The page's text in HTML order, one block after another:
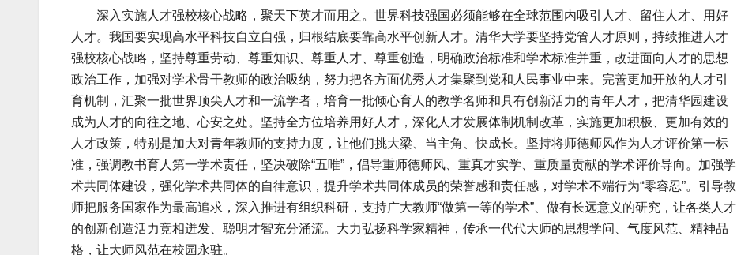
深入实施人才强校核心战略，聚天下英才而用之。世界科技强国必须能够在全球范围内吸引人才、留住人才、用好
人才。我国要实现高水平科技自立自强，归根结底要靠高水平创新人才。清华大学要坚持党管人才原则，持续推进人才
强校核心战略，坚持尊重劳动、尊重知识、尊重人才、尊重创造，明确政治标准和学术标准并重，改进面向人才的思想
政治工作，加强对学术骨干教师的政治吸纳，努力把各方面优秀人才集聚到党和人民事业中来。完善更加开放的人才引
育机制，汇聚一批世界顶尖人才和一流学者，培育一批倾心育人的教学名师和具有创新活力的青年人才，把清华园建设
成为人才的向往之地、心安之处。坚持全方位培养用好人才，深化人才发展体制机制改革，实施更加积极、更加有效的
人才政策，特别是加大对青年教师的支持力度，让他们挑大梁、当主角、快成长。坚持将师德师风作为人才评价第一标
准，强调教书育人第一学术责任，坚决破除“五唯”，倡导重师德师风、重真才实学、重质量贡献的学术评价导向。加强学
术共同体建设，强化学术共同体的自律意识，提升学术共同体成员的荣誉感和责任感，对学术不端行为“零容忍”。引导教
师把服务国家作为最高追求，深入推进有组织科研，支持广大教师“做第一等的学术”、做有长远意义的研究，让各类人才
的创新创造活力竞相迸发、聪明才智充分涌流。大力弘扬科学家精神，传承一代代大师的思想学问、气度风范、精神品
格，让大师风范在校园永驻。